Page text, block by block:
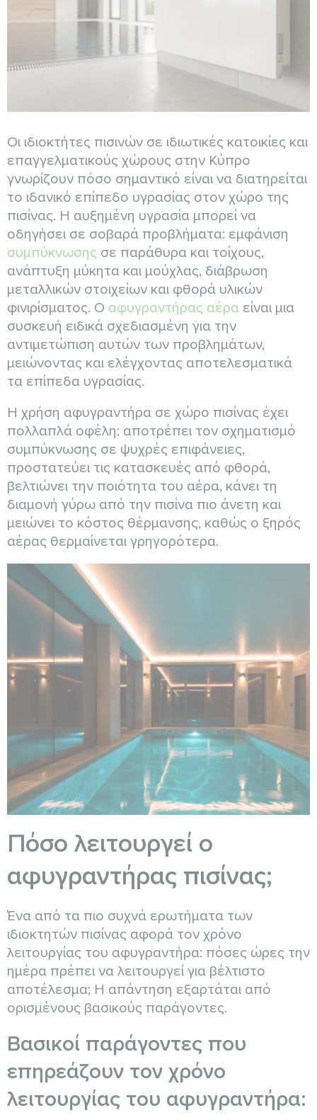
Οι ιδιοκτήτες πισινών σε ιδιωτικές κατοικίες και
επαγγελματικούς χώρους στην Κύπρο
γνωρίζουν πόσο σημαντικό είναι να διατηρείται
το ιδανικό επίπεδο υγρασίας στον χώρο της
πισίνας. Η αυξημένη υγρασία μπορεί να
οδηγήσει σε σοβαρά προβλήματα: εμφάνιση
συμπύκνωσης σε παράθυρα και τοίχους,
ανάπτυξη μύκητα και μούχλας, διάβρωση
μεταλλικών στοιχείων και φθορά υλικών
φινιρίσματος. Ο αφυγραντήρας αέρα είναι μια
συσκευή ειδικά σχεδιασμένη για την
αντιμετώπιση αυτών των προβλημάτων,
μειώνοντας και ελέγχοντας αποτελεσματικά
τα επίπεδα υγρασίας.
Η χρήση αφυγραντήρα σε χώρο πισίνας έχει
πολλαπλά οφέλη: αποτρέπει τον σχηματισμό
συμπύκνωσης σε ψυχρές επιφάνειες,
προστατεύει τις κατασκευές από φθορά,
βελτιώνει την ποιότητα του αέρα, κάνει τη
διαμονή γύρω από την πισίνα πιο άνετη και
μειώνει το κόστος θέρμανσης, καθώς ο ξηρός
αέρας θερμαίνεται γρηγορότερα.
Πόσο λειτουργεί ο
αφυγραντήρας πισίνας;
Ένα από τα πιο συχνά ερωτήματα των
ιδιοκτητών πισίνας αφορά τον χρόνο
λειτουργίας του αφυγραντήρα: πόσες ώρες την
ημέρα πρέπει να λειτουργεί για βέλτιστο
αποτέλεσμα; Η απάντηση εξαρτάται από
ορισμένους βασικούς παράγοντες.
Βασικοί παράγοντες που
επηρεάζουν τον χρόνο
λειτουργίας του αφυγραντήρα: